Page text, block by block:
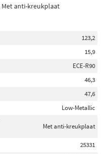
Met anti-kreukplaat
123,2
15,9
ECE-R90
46,3
47,6
Low-Metallic
Met anti-kreukplaat
25331